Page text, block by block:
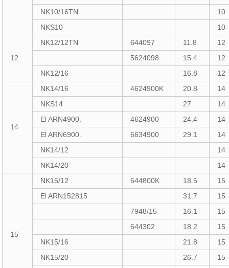
NK10/16TN
10
NKS10
10
12
NK12/12TN 644097 11.8
12
5624098
15.4
12
NK12/16
16.8 12
14
NK14/16 4624900K 20.8
14
NKS14
27
14
El ARN4900.
4624900 24.4
14
El ARN6900.
6634900 29.1
14
NK14/12
14
NK14/20
14
15
NK15/12 644800K 18.5
15
El ARN152815
31.7
15
7948/15
16.1
15
644302
18.2
15
NK15/16
21.8
15
NK15/20
26.7
15